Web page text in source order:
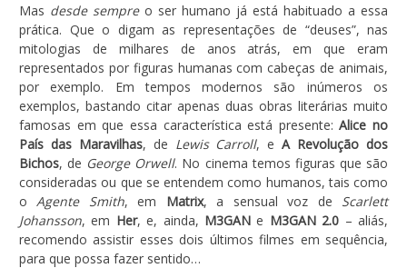
Mas desde sempreo ser humano já está habituado a essa
prática. Que o digam as representações de “deuses”, nas
mitologias de milhares de anos atrás, em que eram
representados por figuras humanas com cabeças de animais,
por exemplo. Em tempos modernos são inúmeros os
exemplos, bastando citar apenas duas obras literárias muito
famosas em que essa característica está presente:Alice no
País das Maravilhas, de Lewis Carroll, eA Revolução dos
Bichos, de George Orwell. No cinema temos figuras que são
consideradas ou que se entendem como humanos, tais como
o Agente Smith, em Matrix, a sensual voz de Scarlett
Johansson, em Her, e, ainda, M3GAN e M3GAN 2.0 – aliás,
recomendo assistir esses dois últimos filmes em sequência,
para que possa fazer sentido…